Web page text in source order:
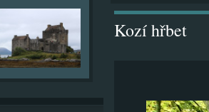
Kozí hřbet